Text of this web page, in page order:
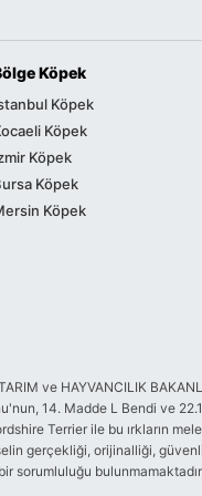
Köpek
Köpek
Köpek
Köpek
Köpek
Köpek
ve HAYVANCILIK
14. Madde L Bendi ve
Terrier ile bu ırkların
gerçekliği, orijinalliği,
sorumluluğu